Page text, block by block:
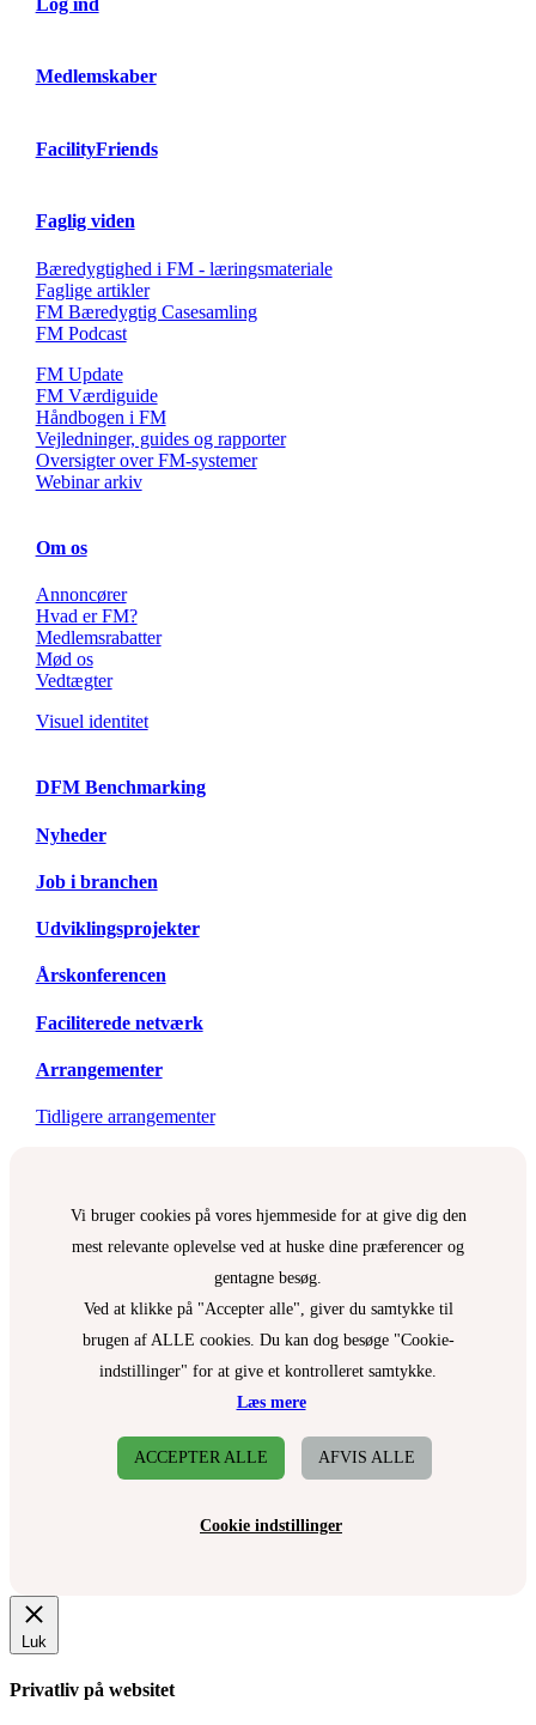
Medlemskaber
FacilityFriends
Faglig viden
Bæredygtighed i FM - læringsmateriale
Faglige artikler
FM Bæredygtig Casesamling
FM Podcast
FM Update
FM Værdiguide
Håndbogen i FM
Vejledninger, guides og rapporter
Oversigter over FM-systemer
Webinar arkiv
Om os
Annoncører
Hvad er FM?
Medlemsrabatter
Mød os
Vedtægter
Visuel identitet
DFM Benchmarking
Nyheder
Job i branchen
Udviklingsprojekter
Årskonferencen
Faciliterede netværk
Arrangementer
Tidligere arrangementer
Vi bruger cookies på vores hjemmeside for at give dig den
mest relevante oplevelse ved at huske dine præferencer og
gentagne besøg.
Ved at klikke på "Accepter alle", giver du samtykke til
brugen af ALLE cookies. Du kan dog besøge "Cookie-
indstillinger" for at give et kontrolleret samtykke.
Læs mere
ACCEPTER ALLE AFVIS ALLE
Cookie indstillinger
Luk
Privatliv på websitet